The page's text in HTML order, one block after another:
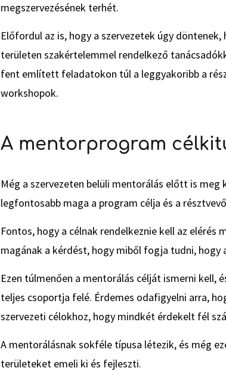
megszervezésének terhét.
Előfordul az is, hogy a szervezetek úgy
területen szakértelemmel rendelkező
fent említett feladatokon túl a leggyakoribb a
workshopok.
A mentorprogram
Még a szervezeten belüli mentorálás előtt is
legfontosabb maga a program célja és a
Fontos, hogy a célnak rendelkeznie kell az elérés
magának a kérdést, hogy miből fogja tudni, hogy
Ezen túlmenően a mentorálás célját ismerni kell,
teljes csoportja felé. Érdemes odafigyelni arra,
szervezeti célokhoz, hogy mindkét érdekelt fél
A mentorálásnak sokféle típusa létezik, és még
területeket emeli ki és fejleszti.